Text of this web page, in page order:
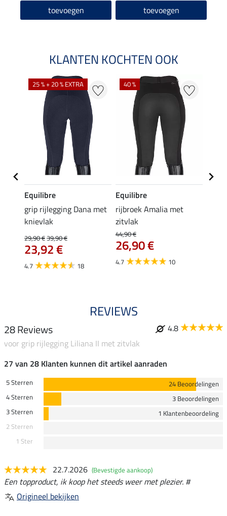
toevoegen toevoegen
KLANTEN KOCHTEN OOK
25 % + 20 % EXTRA
Equilibre
grip rijlegging Dana met
knievlak
29,90 €39,90 €
23,92 €
4.7 18
40 %
Equilibre
rijbroek Amalia met
zitvlak
44,90 €
26,90 €
4.7 10
REVIEWS
28 Reviews
4.8
voor grip rijlegging Liliana II met zitvlak
27 van 28 Klanten kunnen dit artikel aanraden
5 Sterren
24 Beoordelingen
4 Sterren
3 Beoordelingen
3 Sterren
1 Klantenbeoordeling
2 Sterren
1 Ster
22.7.2026 (Bevestigde aankoop)
Een topproduct, ik koop het steeds weer met plezier. #
Origineel bekijken